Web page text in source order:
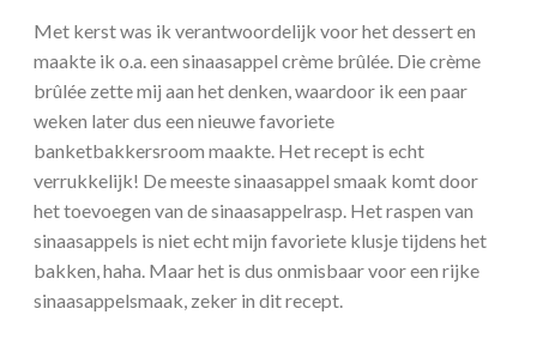
Met kerst was ik verantwoordelijk voor het dessert en
maakte ik o.a. een sinaasappel crème brûlée. Die crème
brûlée zette mij aan het denken, waardoor ik een paar
weken later dus een nieuwe favoriete
banketbakkersroom maakte. Het recept is echt
verrukkelijk! De meeste sinaasappel smaak komt door
het toevoegen van de sinaasappelrasp. Het raspen van
sinaasappels is niet echt mijn favoriete klusje tijdens het
bakken, haha. Maar het is dus onmisbaar voor een rijke
sinaasappelsmaak, zeker in dit recept.